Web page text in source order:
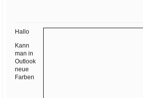
Hallo
Kann
man in
Outlook
neue
Farben
E-Mail
E-Mail bestätigen